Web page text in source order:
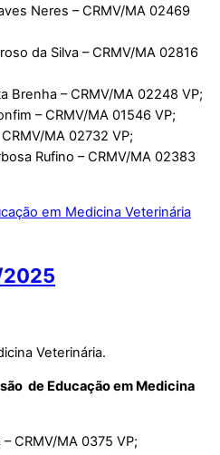
Neres – CRMV/MA 02469
da Silva – CRMV/MA 02816
Brenha – CRMV/MA 02248 VP;
– CRMV/MA 01546 VP;
MA 02732 VP;
Rufino – CRMV/MA 02383
em Medicina Veterinária
2025
Veterinária.
de Educação em Medicina
CRMV/MA 0375 VP;